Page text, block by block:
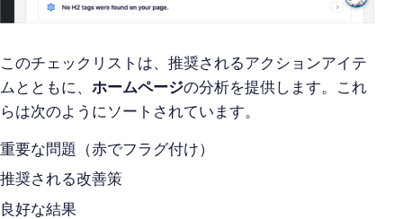
このチェックリストは、推奨されるアクションアイテ
ムとともに、 ホームページの分析を提供します。これ
らは次のようにソートされています。
重要な問題（赤でフラグ付け）
推奨される改善策
良好な結果